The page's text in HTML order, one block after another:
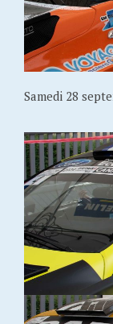
Samedi 28